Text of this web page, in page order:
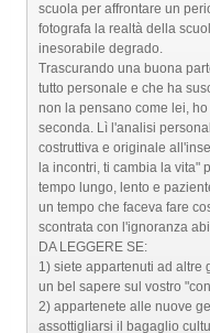
scuola per affrontare un
fotografa la realtà della
inesorabile degrado.
Trascurando una buona
tutto personale e che ha
non la pensano come lei,
seconda. Lì l'analisi
costruttiva e originale
la incontri, ti cambia la vita"
tempo lungo, lento e
un tempo che faceva fare
scontrata con l'ignoranza
DA LEGGERE SE:
1) siete appartenuti ad altre
un bel sapere sul vostro
2) appartenete alle nuove
assottigliarsi il bagaglio